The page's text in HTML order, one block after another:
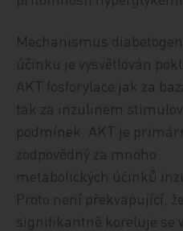
Mechanismus
účinku je vysvětlován
AKT fosforylace jak za
tak za inzulinem
podmínek. AKT je
zodpovědný za mnoho
metabolických účinků
Proto není překvapující,
signifikantně koreluje se